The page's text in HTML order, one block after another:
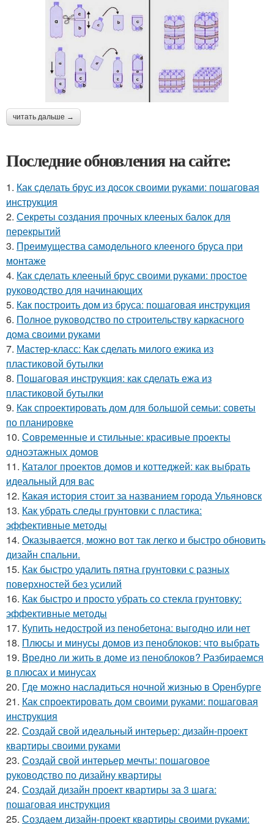
читать дальше →
Последние обновления на сайте:
1. Как сделать брус из досок своими руками: пошаговая
инструкция
2. Секреты создания прочных клееных балок для
перекрытий
3. Преимущества самодельного клееного бруса при
монтаже
4. Как сделать клееный брус своими руками: простое
руководство для начинающих
5. Как построить дом из бруса: пошаговая инструкция
6. Полное руководство по строительству каркасного
дома своими руками
7. Мастер-класс: Как сделать милого ежика из
пластиковой бутылки
8. Пошаговая инструкция: как сделать ежа из
пластиковой бутылки
9. Как спроектировать дом для большой семьи: советы
по планировке
10. Современные и стильные: красивые проекты
одноэтажных домов
11. Каталог проектов домов и коттеджей: как выбрать
идеальный для вас
12. Какая история стоит за названием города Ульяновск
13. Как убрать следы грунтовки с пластика:
эффективные методы
14. Оказывается, можно вот так легко и быстро обновить
дизайн спальни.
15. Как быстро удалить пятна грунтовки с разных
поверхностей без усилий
16. Как быстро и просто убрать со стекла грунтовку:
эффективные методы
17. Купить недострой из пенобетона: выгодно или нет
18. Плюсы и минусы домов из пеноблоков: что выбрать
19. Вредно ли жить в доме из пеноблоков? Разбираемся
в плюсах и минусах
20. Где можно насладиться ночной жизнью в Оренбурге
21. Как спроектировать дом своими руками: пошаговая
инструкция
22. Создай свой идеальный интерьер: дизайн-проект
квартиры своими руками
23. Создай свой интерьер мечты: пошаговое
руководство по дизайну квартиры
24. Создай дизайн проект квартиры за 3 шага:
пошаговая инструкция
25. Создаем дизайн-проект квартиры своими руками: